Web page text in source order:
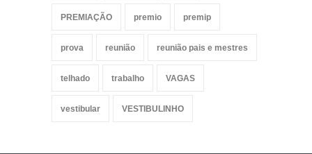
PREMIAÇÃO premio premip
prova reunião reunião pais e mestres
telhado trabalho VAGAS
vestibular VESTIBULINHO